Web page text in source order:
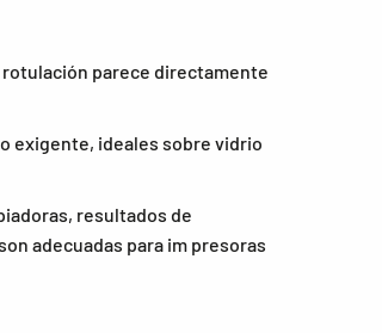
parece directamente
exigente, ideales sobre vidrio
resultados de
adecuadas para im presoras